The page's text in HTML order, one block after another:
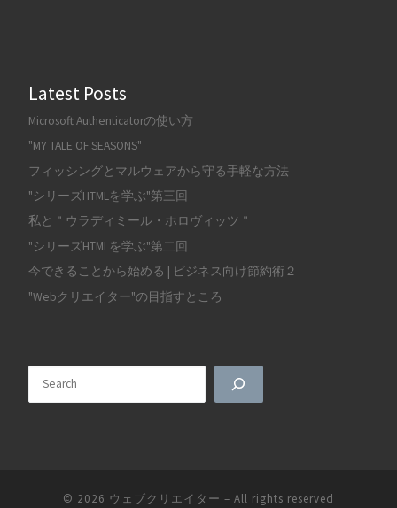
Latest Posts
Microsoft Authenticatorの使い方
"MY TALE OF SEASONS"
フィッシングとマルウェアから守る手軽な方法
"シリーズHTMLを学ぶ"第三回
私と＂ウラディミール・ホロヴィッツ＂
"シリーズHTMLを学ぶ"第二回
今できることから始める | ビジネス向け節約術２
"Webクリエイター"の目指すところ
© 2026 ウェブクリエイター – All rights reserved